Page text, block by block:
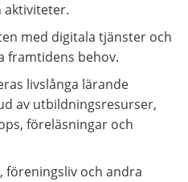
aktiviteter.
med digitala tjänster och
framtidens behov.
livslånga lärande
av utbildningsresurser,
föreläsningar och
föreningsliv och andra